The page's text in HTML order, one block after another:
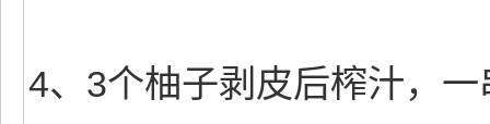
4、3个柚子剥皮后榨汁，